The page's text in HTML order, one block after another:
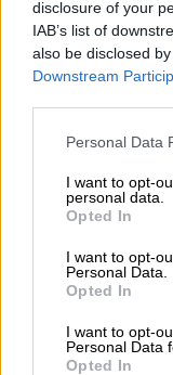
disclosure of your
IAB’s list of
also be disclosed
Downstream
Please note that
not limited to your
grant or deny
use your data for
consent section.
Personal Data
I want to opt-
personal data.
Opted In
I want to opt-
Personal Data.
Opted In
I want to opt-
Personal Data
Opted In
Οι Πράσινοι
με δύο νίκες
κατάφεραν να
Telekom
απαντά με δύο
στέλνει τη
του Εργκίν
εκτός έδρας
δεν έχει
διοργάνωσης,